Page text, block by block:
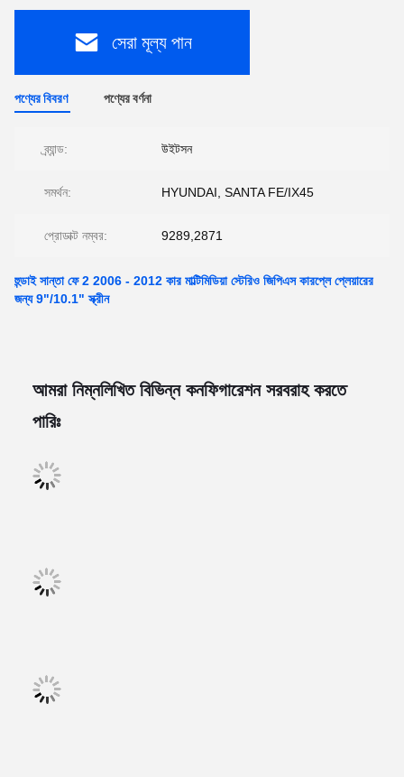
সেরা মূল্য পান
পণ্যের বিবরণ পণ্যের বর্ণনা
ব্র্যান্ড: উইটসন
সমর্থন: HYUNDAI, SANTA FE/IX45
প্রোডাক্ট নম্বর: 9289,2871
হুন্ডাই সান্তা ফে 2 2006 - 2012 কার মাল্টিমিডিয়া স্টেরিও জিপিএস কারপ্লে প্লেয়ারের
জন্য 9"/10.1" স্ক্রীন
আমরা নিম্নলিখিত বিভিন্ন কনফিগারেশন সরবরাহ করতে
পারিঃ